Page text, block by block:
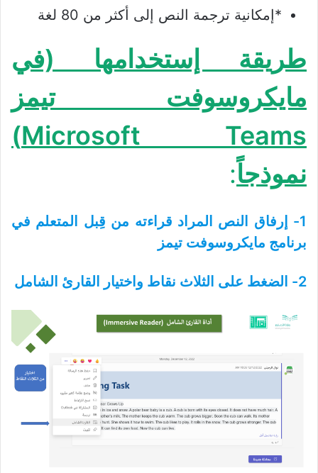
*إمكانية ترجمة النص إلى أكثر من 80 لغة
طريقة إستخدامها (في
مايكروسوفت تيمز
Microsoft Teams)
نموذجاً:
1- إرفاق النص المراد قراءته من قِبل المتعلم في
برنامج مايكروسوفت تيمز
2- الضغط على الثلاث نقاط واختيار القارئ الشامل